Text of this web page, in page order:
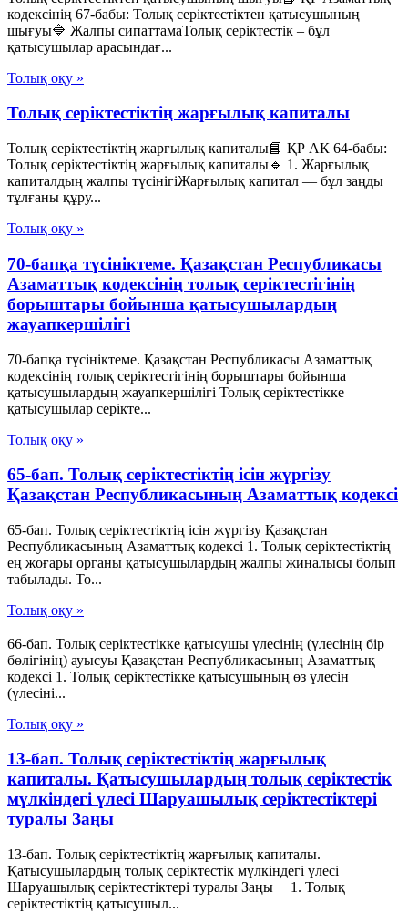
кодексінің 67-бабы: Толық серіктестіктен қатысушының
шығуы🔷 Жалпы сипаттамаТолық серіктестік – бұл
қатысушылар арасындағ...
Толық оқу »
Толық серіктестіктің жарғылық капиталы
Толық серіктестіктің жарғылық капиталы📘 ҚР АК 64-бабы:
Толық серіктестіктің жарғылық капиталы🔹 1. Жарғылық
капиталдың жалпы түсінігіЖарғылық капитал — бұл заңды
тұлғаны құру...
Толық оқу »
70-бапқа түсініктеме. Қазақстан Республикасы
Азаматтық кодексінің толық серіктестігінің
борыштары бойынша қатысушылардың
жауапкершілігі
70-бапқа түсініктеме. Қазақстан Республикасы Азаматтық
кодексінің толық серіктестігінің борыштары бойынша
қатысушылардың жауапкершілігі Толық серіктестікке
қатысушылар серікте...
Толық оқу »
65-бап. Толық серiктестiктiң iсiн жүргiзу
Қазақстан Республикасының Азаматтық кодексi
65-бап. Толық серiктестiктiң iсiн жүргiзу Қазақстан
Республикасының Азаматтық кодексi 1. Толық серiктестiктiң
ең жоғары органы қатысушылардың жалпы жиналысы болып
табылады. То...
Толық оқу »
66-бап. Толық серiктестiкке қатысушы үлесiнiң (үлесiнiң бiр
бөлiгiнiң) ауысуы Қазақстан Республикасының Азаматтық
кодексi 1. Толық серiктестiкке қатысушының өз үлесiн
(үлесiнi...
Толық оқу »
13-бап. Толық серiктестiктiң жарғылық
капиталы. Қатысушылардың толық серiктестiк
мүлкiндегi үлесi Шаруашылық серіктестіктері
туралы Заңы
13-бап. Толық серiктестiктiң жарғылық капиталы.
Қатысушылардың толық серiктестiк мүлкiндегi үлесi
Шаруашылық серіктестіктері туралы Заңы 1. Толық
серiктестiктiң қатысушыл...